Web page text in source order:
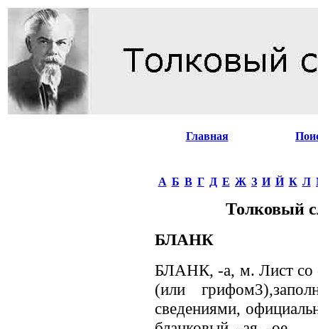
Главная
А Б В Г Д Е Ж З И Й К Л
Толковый
БЛАНК
БЛАНК, -а, м. Лист со
(или
сведениями,